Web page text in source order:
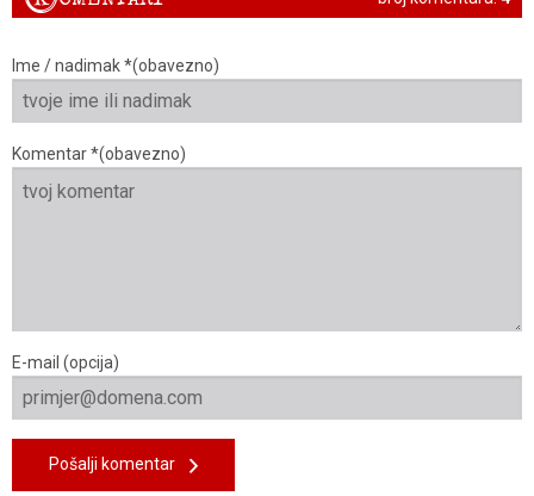
Ime / nadimak *(obavezno)
Komentar *(obavezno)
E-mail (opcija)
Pošalji komentar